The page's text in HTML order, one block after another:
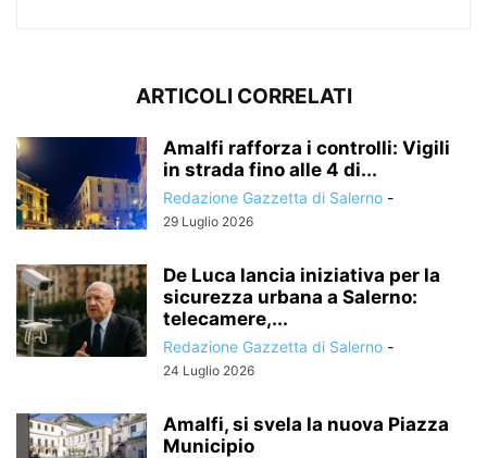
ARTICOLI CORRELATI
Amalfi rafforza i controlli: Vigili
in strada fino alle 4 di...
Redazione Gazzetta di Salerno -
29 Luglio 2026
De Luca lancia iniziativa per la
sicurezza urbana a Salerno:
telecamere,...
Redazione Gazzetta di Salerno -
24 Luglio 2026
Amalfi, si svela la nuova Piazza
Municipio